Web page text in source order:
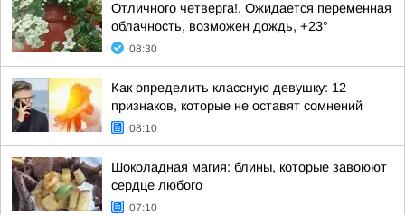
Отличного четверга!. Ожидается переменная
облачность, возможен дождь, +23°
08:30
Как определить классную девушку: 12
признаков, которые не оставят сомнений
08:10
Шоколадная магия: блины, которые завоюют
сердце любого
07:10